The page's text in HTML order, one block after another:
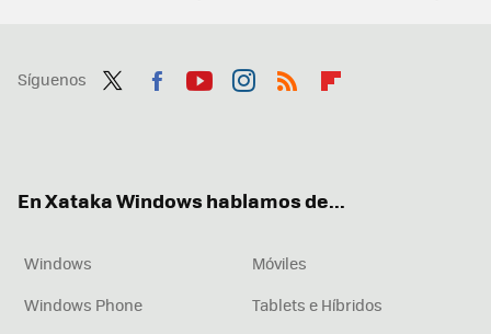
Síguenos
En Xataka Windows hablamos de...
Windows
Móviles
Windows Phone
Tablets e Híbridos